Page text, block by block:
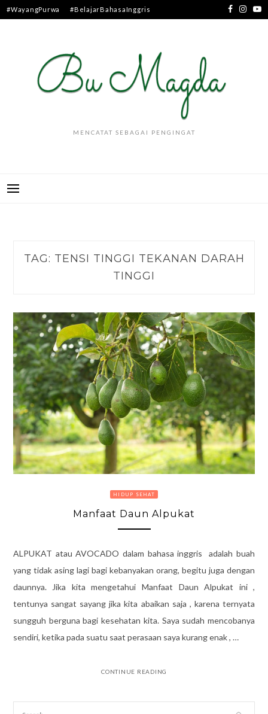
Skip
to
#WayangPurwa #BelajarBahasaInggris
MENCATAT SEBAGAI PENGINGAT
TAG: TENSI TINGGI TEKANAN DARAH
TINGGI
HIDUP SEHAT
Manfaat Daun Alpukat
ALPUKAT atau AVOCADO dalam bahasa inggris adalah buah
yang tidak asing lagi bagi kebanyakan orang, begitu juga dengan
daunnya. Jika kita mengetahui Manfaat Daun Alpukat ini ,
tentunya sangat sayang jika kita abaikan saja , karena ternyata
sungguh berguna bagi kesehatan kita. Saya sudah mencobanya
sendiri, ketika pada suatu saat perasaan saya kurang enak , …
CONTINUE READING